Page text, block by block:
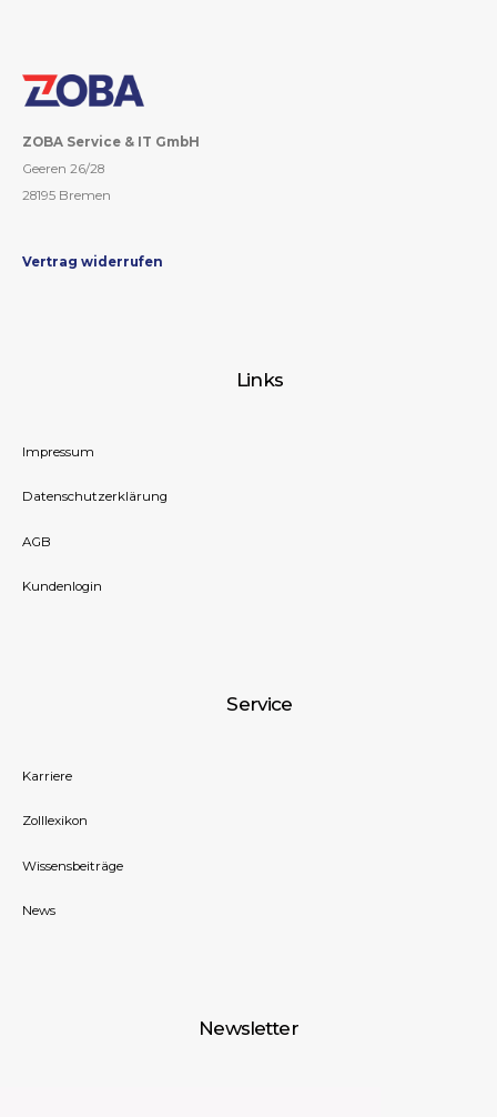
ZOBA Service & IT GmbH
Geeren 26/28
28195 Bremen
Vertrag widerrufen
Links
Impressum
Datenschutzerklärung
AGB
Kundenlogin
Service
Karriere
Zolllexikon
Wissensbeiträge
News
Newsletter